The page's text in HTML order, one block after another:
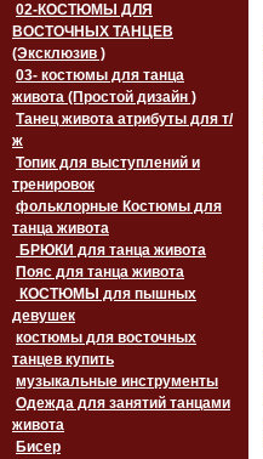
02-КОСТЮМЫ ДЛЯ
ВОСТОЧНЫХ ТАНЦЕВ
(Эксклюзив )
03- костюмы для танца
живота (Простой дизайн )
Танец живота атрибуты для т/
ж
Топик для выступлений и
тренировок
фольклорные Костюмы для
танца живота
БРЮКИ для танца живота
Пояс для танца живота
девушек
костюмы для восточных
танцев купить
музыкальные инструменты
Одежда для занятий танцами
живота
Бисер